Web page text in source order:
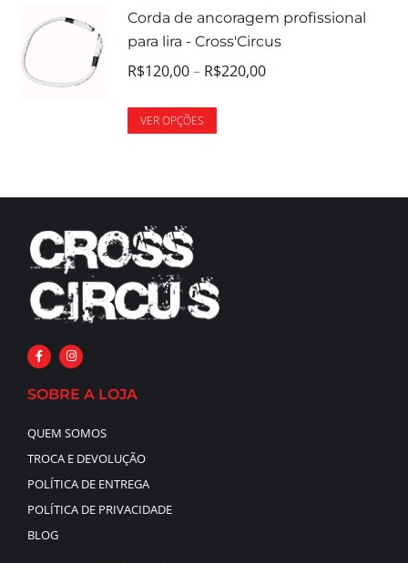
Corda de ancoragem profissional
para lira - Cross'Circus
R$120,00– R$220,00
VER OPÇÕES
SOBRE A LOJA
QUEM SOMOS
TROCA E DEVOLUÇÃO
POLÍTICA DE ENTREGA
POLÍTICA DE PRIVACIDADE
BLOG